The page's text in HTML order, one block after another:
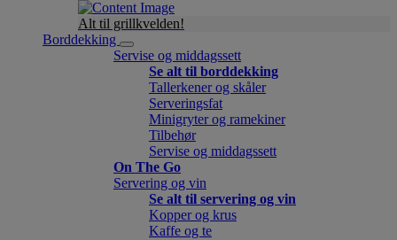
Alt til grillkvelden!
Borddekking
Servise og middagssett
Se alt til borddekking
Tallerkener og skåler
Serveringsfat
Minigryter og ramekiner
Tilbehør
Servise og middagssett
On The Go
Servering og vin
Se alt til servering og vin
Kopper og krus
Kaffe og te